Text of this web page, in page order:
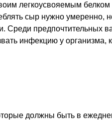
легкоусвояемым
сыр нужно умеренно,
Среди предпочтительных
инфекцию у организма,
должны быть в